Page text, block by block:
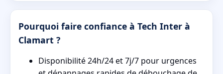
Pourquoi faire confiance à Tech Inter à
Clamart ?
Disponibilité 24h/24 et 7j/7 pour urgences